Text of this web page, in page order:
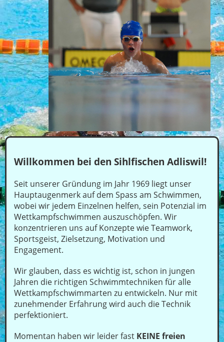
Willkommen bei den Sihlfischen Adliswil!
Seit unserer Gründung im Jahr 1969 liegt unser
Hauptaugenmerk auf dem Spass am Schwimmen,
wobei wir jedem Einzelnen helfen, sein Potenzial im
Wettkampfschwimmen auszuschöpfen. Wir
konzentrieren uns auf Konzepte wie Teamwork,
Sportsgeist, Zielsetzung, Motivation und
Engagement.
Wir glauben, dass es wichtig ist, schon in jungen
Jahren die richtigen Schwimmtechniken für alle
Wettkampfschwimmarten zu entwickeln. Nur mit
zunehmender Erfahrung wird auch die Technik
perfektioniert.
Momentan haben wir leider fast KEINE freien